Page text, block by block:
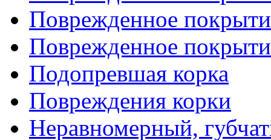
Поврежденное
Поврежденное
Подопревшая корка
Повреждения корки
Неравномерный,